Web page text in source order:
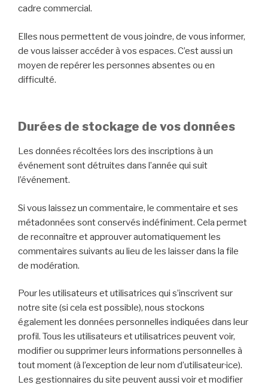
cadre commercial.
Elles nous permettent de vous joindre, de vous informer,
de vous laisser accéder à vos espaces. C’est aussi un
moyen de repérer les personnes absentes ou en
difficulté.
Durées de stockage de vos données
Les données récoltées lors des inscriptions à un
événement sont détruites dans l’année qui suit
l’événement.
Si vous laissez un commentaire, le commentaire et ses
métadonnées sont conservés indéfiniment. Cela permet
de reconnaître et approuver automatiquement les
commentaires suivants au lieu de les laisser dans la file
de modération.
Pour les utilisateurs et utilisatrices qui s’inscrivent sur
notre site (si cela est possible), nous stockons
également les données personnelles indiquées dans leur
profil. Tous les utilisateurs et utilisatrices peuvent voir,
modifier ou supprimer leurs informations personnelles à
tout moment (à l’exception de leur nom d’utilisateur·ice).
Les gestionnaires du site peuvent aussi voir et modifier